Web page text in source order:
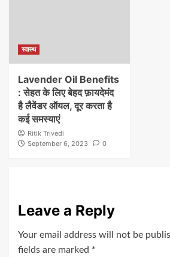
स्वास्थ
Lavender Oil Benefits
: सेहत के लिए बेहद फ़ायदेमंद
है लैवेंडर ऑयल, दूर करता है
कई समस्याएं
Ritik Trivedi
September 6, 2023
0
Leave a Reply
Your email address will not be
fields are marked *